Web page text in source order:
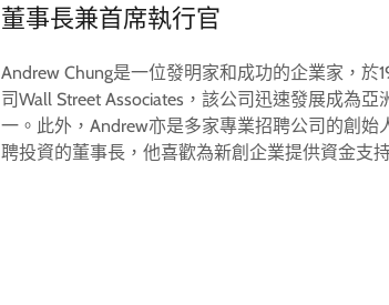
董事長兼首席執行官
Andrew Chung是一位發明家和成功的企業家，於
司Wall Street Associates，該公司迅速發展成為
一。此外，Andrew亦是多家專業招聘公司的創始
聘投資的董事長，他喜歡為新創企業提供資金支